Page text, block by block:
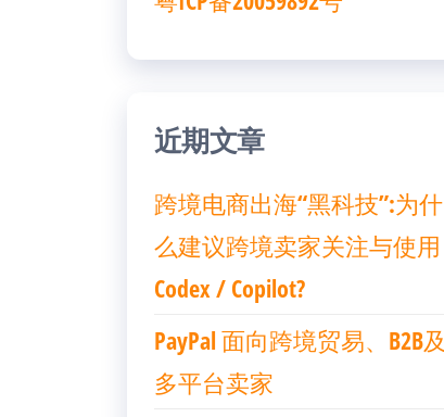
近期文章
跨境电商出海“黑科技”:为什
么建议跨境卖家关注与使用
Codex / Copilot?
PayPal 面向跨境贸易、B2B及
多平台卖家